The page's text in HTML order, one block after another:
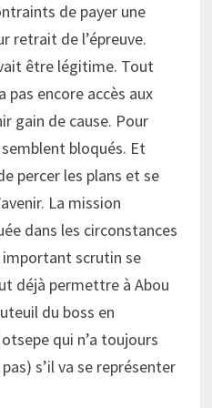
de payer une
retrait de l’épreuve.
être légitime. Tout
pas encore accès aux
gain de cause. Pour
bloqués. Et
percer les plans et se
La mission
dans les circonstances
important scrutin se
déjà permettre à Abou
du boss en
qui n’a toujours
s’il va se représenter